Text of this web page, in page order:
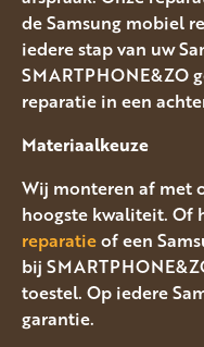
de Samsung mobiel
iedere stap van uw
SMARTPHONE&ZO
reparatie in een
Materiaalkeuze
Wij monteren af met
hoogste kwaliteit. Of
reparatieof een
bij
toestel. Op iedere
garantie.